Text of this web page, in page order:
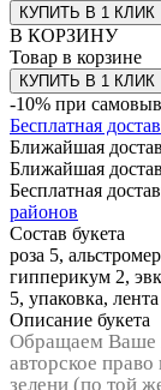
КУПИТЬ В 1 КЛИК
В КОРЗИНУ
Товар в корзине
КУПИТЬ В 1 КЛИК
-10% при
Бесплатная
Ближайшая
Ближайшая
Бесплатная
районов
Состав букета
роза 5,
гипперикум 2,
5, упаковка, лента
Описание букета
Обращаем Ваше
авторское
зелени (по той